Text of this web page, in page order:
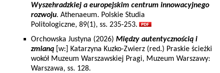
Wyszehradzkiej a europejskim centrum innowacyjnego
rozwoju. Athenaeum. Polskie Studia
Politologiczne, 89(1), ss. 235-253.
Orchowska Justyna (2026) Między autentycznością i
zmianą [w:] Katarzyna Kuzko-Zwierz (red.) Praskie ścieżki
wokół Muzeum Warszawskiej Pragi, Muzeum Warszawy:
Warszawa, ss. 128.